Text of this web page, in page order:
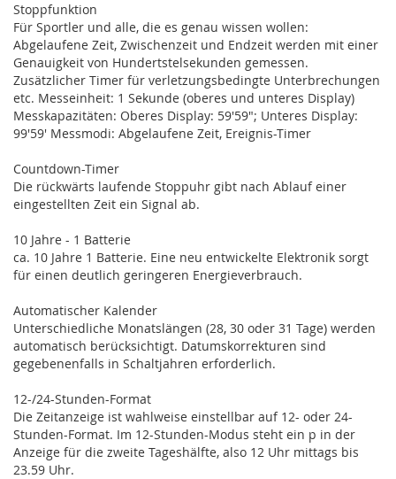
Stoppfunktion
Für Sportler und alle, die es genau wissen wollen:
Abgelaufene Zeit, Zwischenzeit und Endzeit werden mit einer
Genauigkeit von Hundertstelsekunden gemessen.
Zusätzlicher Timer für verletzungsbedingte Unterbrechungen
etc. Messeinheit: 1 Sekunde (oberes und unteres Display)
Messkapazitäten: Oberes Display: 59'59"; Unteres Display:
99'59' Messmodi: Abgelaufene Zeit, Ereignis-Timer
Countdown-Timer
Die rückwärts laufende Stoppuhr gibt nach Ablauf einer
eingestellten Zeit ein Signal ab.
10 Jahre - 1 Batterie
ca. 10 Jahre 1 Batterie. Eine neu entwickelte Elektronik sorgt
für einen deutlich geringeren Energieverbrauch.
Automatischer Kalender
Unterschiedliche Monatslängen (28, 30 oder 31 Tage) werden
automatisch berücksichtigt. Datumskorrekturen sind
gegebenenfalls in Schaltjahren erforderlich.
12-/24-Stunden-Format
Die Zeitanzeige ist wahlweise einstellbar auf 12- oder 24-
Stunden-Format. Im 12-Stunden-Modus steht ein p in der
Anzeige für die zweite Tageshälfte, also 12 Uhr mittags bis
23.59 Uhr.